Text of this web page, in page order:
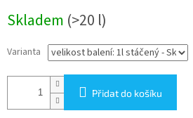
cena:
Skladem (>20 l)
Varianta
Přidat do košíku